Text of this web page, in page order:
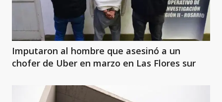
Imputaron al hombre que asesinó a un
chofer de Uber en marzo en Las Flores sur